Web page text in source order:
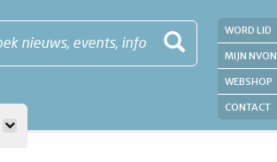
nieuws, events, info
WORD LID
MIJN NVON
WEBSHOP
CONTACT